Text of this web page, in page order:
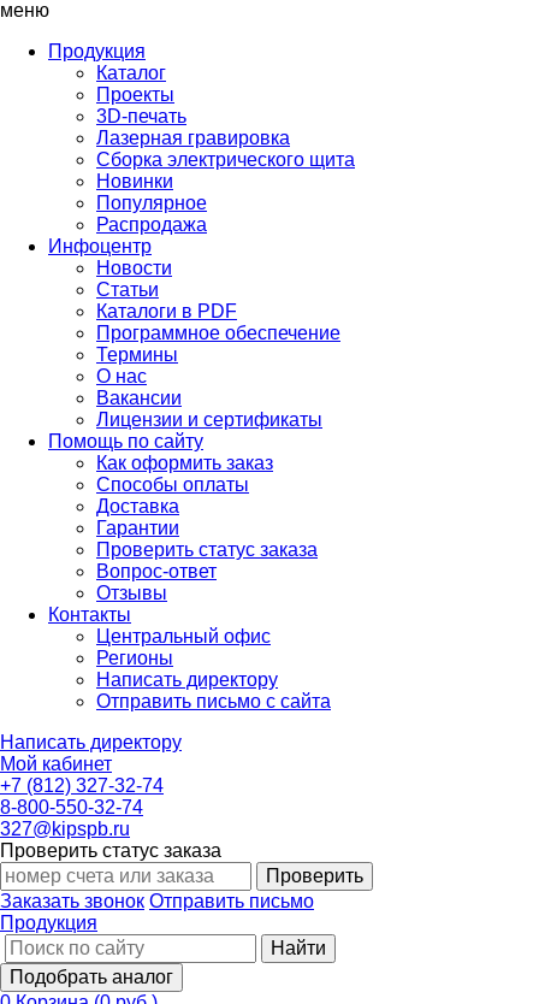
меню
Продукция
Каталог
Проекты
3D-печать
Лазерная гравировка
Сборка электрического щита
Новинки
Популярное
Распродажа
Инфоцентр
Новости
Статьи
Каталоги в PDF
Программное обеспечение
Термины
О нас
Вакансии
Лицензии и сертификаты
Помощь по сайту
Как оформить заказ
Способы оплаты
Доставка
Гарантии
Проверить статус заказа
Вопрос-ответ
Отзывы
Контакты
Центральный офис
Регионы
Написать директору
Отправить письмо с сайта
Написать директору
Мой кабинет
+7 (812) 327-32-74
8-800-550-32-74
327@kipspb.ru
Проверить статус заказа
Проверить
Заказать звонок Отправить письмо
Продукция
Найти
Подобрать аналог